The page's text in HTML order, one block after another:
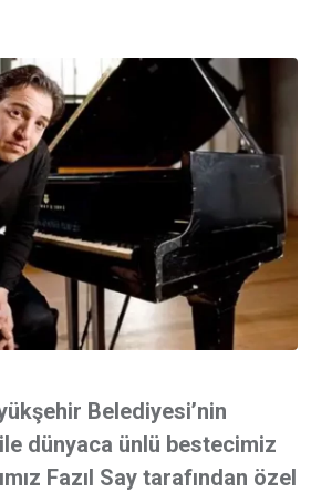
Belediyesi’nin
dünyaca ünlü bestecimiz
Fazıl Say tarafından özel